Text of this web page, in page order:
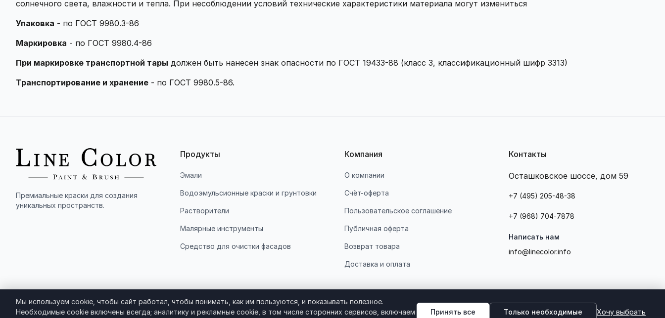
солнечного света, влажности и тепла. При несоблюдении условий технические характеристики материала могут измениться
Упаковка - по ГОСТ 9980.3-86
Маркировка - по ГОСТ 9980.4-86
При маркировке транспортной тары должен быть нанесен знак опасности по ГОСТ 19433-88 (класс 3, классификационный шифр 3313)
Транспортирование и хранение - по ГОСТ 9980.5-86.
Премиальные краски для создания
уникальных пространств.
Продукты
Эмали
Водоэмульсионные краски и грунтовки
Растворители
Малярные инструменты
Средство для очистки фасадов
Компания
О компании
Счёт-оферта
Пользовательское соглашение
Публичная оферта
Возврат товара
Доставка и оплата
Контакты
Осташковское шоссе, дом 59
+7 (495) 205-48-38
+7 (968) 704-7878
Написать нам
info@linecolor.info
© 2011-2026 ООО "ЛИНИЯ КРАСОК". Все права защищены Согласие на обработку ПДнПользовательское соглашениеКонфиденциальность Файлы cookieРекламная рассылка
Мы используем cookie, чтобы сайт работал, чтобы понимать, как им пользуются, и показывать полезное.
Необходимые cookie включены всегда; аналитику и рекламные cookie, в том числе сторонних сервисов, включаем
Хочу выбрать
Только необходимые
Принять все